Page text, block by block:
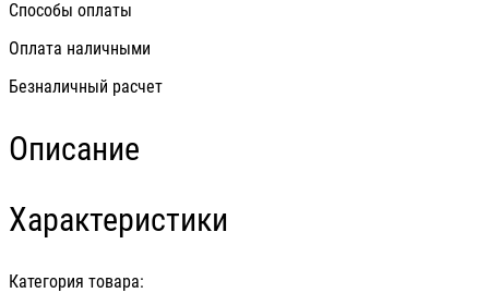
Способы оплаты
Оплата наличными
Безналичный расчет
Описание
Характеристики
Категория товара: